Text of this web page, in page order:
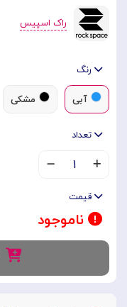
راک اسپیس
رنگ
آبی مشکی
تعداد
۱
قیمت
ناموجود